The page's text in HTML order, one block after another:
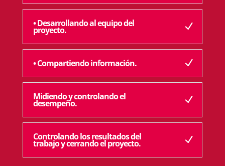
• Desarrollando al equipo del
proyecto.
• Compartiendo información.
Midiendo y controlando el
desempeño.
Controlando los resultados del
trabajo y cerrando el proyecto.